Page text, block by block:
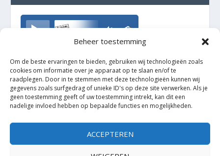
Beheer toestemming
Om de beste ervaringen te bieden, gebruiken wij technologieën zoals
cookies om informatie over je apparaat op te slaan en/of te
raadplegen. Door in te stemmen met deze technologieën kunnen wij
gegevens zoals surfgedrag of unieke ID's op deze site verwerken. Als je
geen toestemming geeft of uw toestemming intrekt, kan dit een
nadelige invloed hebben op bepaalde functies en mogelijkheden.
ACCEPTEREN
TrudoFM